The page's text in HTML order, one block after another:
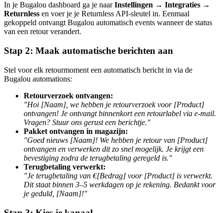
In je Bugalou dashboard ga je naarInstellingen → Integraties →
Returnless en voer je je Returnless API-sleutel in. Eenmaal
gekoppeld ontvangt Bugalou automatisch events wanneer de status
van een retour verandert.
Stap 2: Maak automatische berichten aan
Stel voor elk retourmoment een automatisch bericht in via de
Bugalou automations:
Retourverzoek ontvangen:
"Hoi [Naam], we hebben je retourverzoek voor [Product]
ontvangen! Je ontvangt binnenkort een retourlabel via e-mail.
Vragen? Stuur ons gerust een berichtje."
Pakket ontvangen in magazijn:
"Goed nieuws [Naam]! We hebben je retour van [Product]
ontvangen en verwerken dit zo snel mogelijk. Je krijgt een
bevestiging zodra de terugbetaling geregeld is."
Terugbetaling verwerkt:
"Je terugbetaling van €[Bedrag] voor [Product] is verwerkt.
Dit staat binnen 3–5 werkdagen op je rekening. Bedankt voor
je geduld, [Naam]!"